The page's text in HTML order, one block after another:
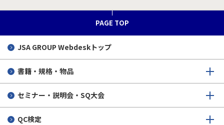
PAGE TOP
JSA GROUP Webdeskトップ
書籍・規格・物品
セミナー・説明会・SQ大会
QC検定